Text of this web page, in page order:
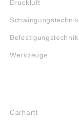
Druckluft
Schwingungstechnik
Befestigungstechnik
Werkzeuge
Carhartt